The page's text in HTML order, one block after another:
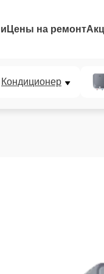
Цены на ремонт
Кондиционер